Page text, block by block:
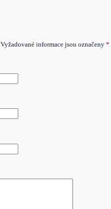
Vyžadované informace jsou označeny *